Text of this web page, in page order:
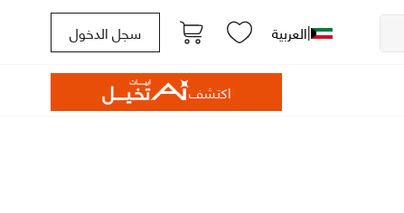
|العربية سجل الدخول
اكتشف